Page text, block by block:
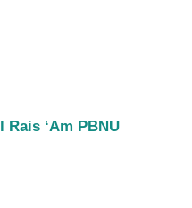
Rais ‘Am PBNU